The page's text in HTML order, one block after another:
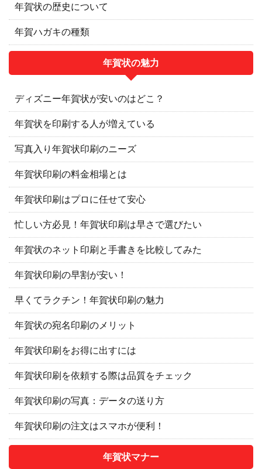
年賀状の歴史について
年賀ハガキの種類
年賀状の魅力
ディズニー年賀状が安いのはどこ？
年賀状を印刷する人が増えている
写真入り年賀状印刷のニーズ
年賀状印刷の料金相場とは
年賀状印刷はプロに任せて安心
忙しい方必見！年賀状印刷は早さで選びたい
年賀状のネット印刷と手書きを比較してみた
年賀状印刷の早割が安い！
早くてラクチン！年賀状印刷の魅力
年賀状の宛名印刷のメリット
年賀状印刷をお得に出すには
年賀状印刷を依頼する際は品質をチェック
年賀状印刷の写真：データの送り方
年賀状印刷の注文はスマホが便利！
年賀状マナー